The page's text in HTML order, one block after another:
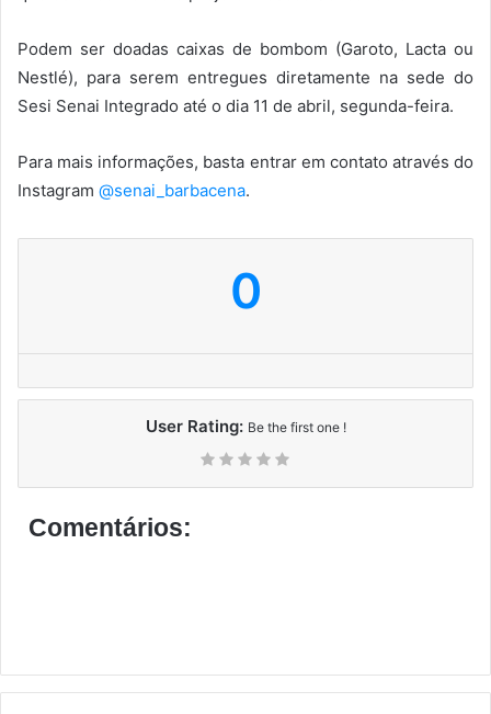
Podem ser doadas caixas de bombom (Garoto, Lacta ou
Nestlé), para serem entregues diretamente na sede do
Sesi Senai Integrado até o dia 11 de abril, segunda-feira.
Para mais informações, basta entrar em contato através do
Instagram @senai_barbacena.
0
User Rating: Be the first one !
Comentários: